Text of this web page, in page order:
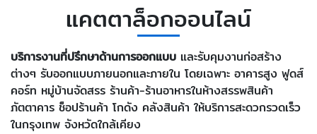
แคตตาล็อกออนไลน์
บริการงานที่ปรึกษาด้านการออกแบบ และรับคุมงานก่อสร้าง
ต่างๆ รับออกแบบภายนอกและภายใน โดยเฉพาะ อาคารสูง ฟูดส์
คอร์ท หมู่บ้านจัดสรร ร้านค้า-ร้านอาหารในห้างสรรพสินค้า
ภัตตาคาร ช็อปร้านค้า โกดัง คลังสินค้า ให้บริการสะดวกรวดเร็ว
ในกรุงเทพ จังหวัดใกล้เคียง